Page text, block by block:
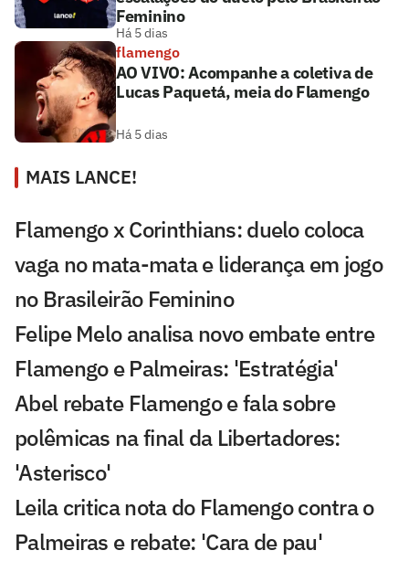
Feminino
Há 5 dias
flamengo
AO VIVO: Acompanhe a coletiva de
Lucas Paquetá, meia do Flamengo
Há 5 dias
MAIS LANCE!
Flamengo x Corinthians: duelo coloca
vaga no mata-mata e liderança em jogo
no Brasileirão Feminino
Felipe Melo analisa novo embate entre
Flamengo e Palmeiras: 'Estratégia'
Abel rebate Flamengo e fala sobre
polêmicas na final da Libertadores:
'Asterisco'
Leila critica nota do Flamengo contra o
Palmeiras e rebate: 'Cara de pau'